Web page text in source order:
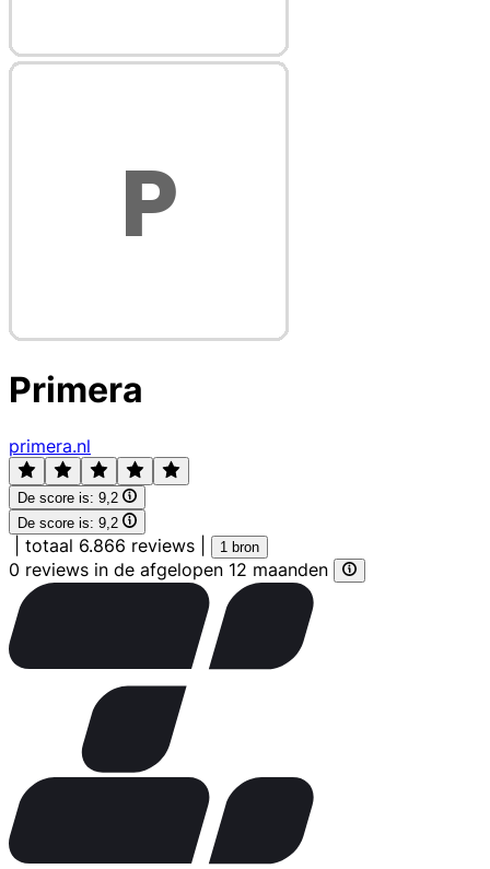
Primera
primera.nl
De score is: 9,2
De score is: 9,2
totaal 6.866 reviews 1 bron
0 reviews in de afgelopen 12 maanden